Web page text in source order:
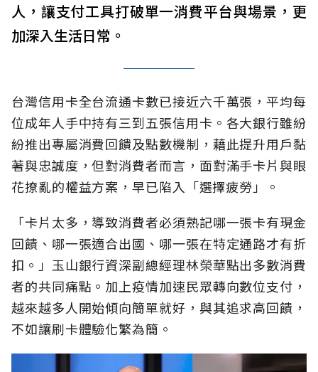
人，讓支付工具打破單一消費平台與場景，更
加深入生活日常。
台灣信用卡全台流通卡數已接近六千萬張，平均每
位成年人手中持有三到五張信用卡。各大銀行雖紛
紛推出專屬消費回饋及點數機制，藉此提升用戶黏
著與忠誠度，但對消費者而言，面對滿手卡片與眼
花撩亂的權益方案，早已陷入「選擇疲勞」。
「卡片太多，導致消費者必須熟記哪一張卡有現金
回饋、哪一張適合出國、哪一張在特定通路才有折
扣。」玉山銀行資深副總經理林榮華點出多數消費
者的共同痛點。加上疫情加速民眾轉向數位支付，
越來越多人開始傾向簡單就好，與其追求高回饋，
不如讓刷卡體驗化繁為簡。